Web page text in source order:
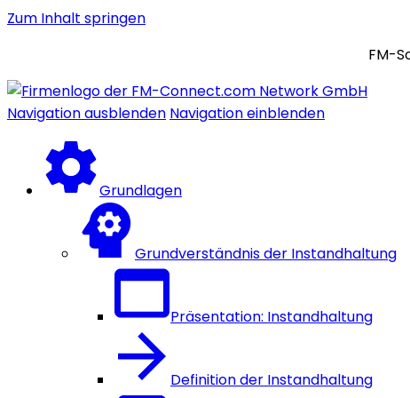
Zum Inhalt springen
FM-
Navigation ausblenden Navigation einblenden
Grundlagen
Grundverständnis der Instandhaltung
Präsentation: Instandhaltung
Definition der Instandhaltung